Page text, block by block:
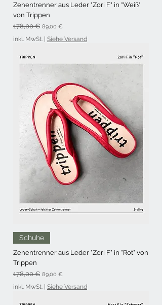
Zehentrenner aus Leder "Zori F" in "Weiß"
von Trippen
Standardpreis
178,00 € Sale-Preis
89,00 €
inkl. MwSt. | Siehe Versand
Schuhe
Zehentrenner aus Leder "Zori F" in "Rot" von
Trippen
Standardpreis
178,00 € Sale-Preis
89,00 €
inkl. MwSt. | Siehe Versand